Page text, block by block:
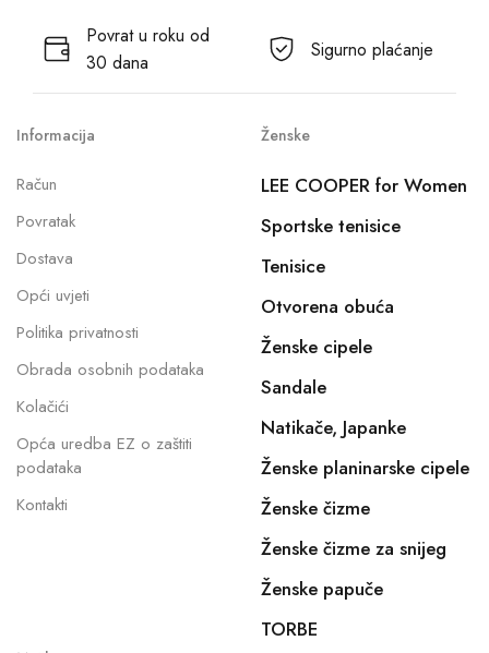
Povrat u roku od
30 dana
Sigurno plaćanje
Informacija
Račun
Povratak
Dostava
Opći uvjeti
Politika privatnosti
Obrada osobnih podataka
Kolačići
Opća uredba EZ o zaštiti
podataka
Kontakti
Ženske
LEE COOPER for Women
Sportske tenisice
Tenisice
Otvorena obuća
Ženske cipele
Sandale
Natikače, Japanke
Ženske planinarske cipele
Ženske čizme
Ženske čizme za snijeg
Ženske papuče
TORBE